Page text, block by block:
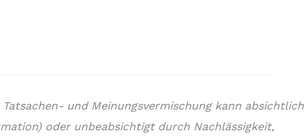
und Meinungsvermischung kann absichtlich
oder unbeabsichtigt durch Nachlässigkeit,